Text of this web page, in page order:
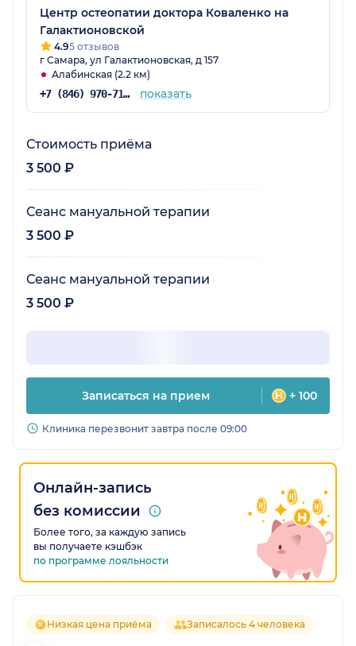
Центр остеопатии доктора Коваленко на
Галактионовской
4.95 отзывов
г Самара, ул Галактионовская, д 157
Алабинская (2.2 км)
+7 (846) 970-71-59 показать
Стоимость приёма
3 500 ₽
Сеанс мануальной терапии
3 500 ₽
Сеанс мануальной терапии
3 500 ₽
Записаться на прием + 100
Клиника перезвонит завтра после 09:00
Онлайн-запись
без комиссии
Более того, за каждую запись
вы получаете кэшбэк
по программе лояльности
Низкая цена приёма Записалось 4 человека